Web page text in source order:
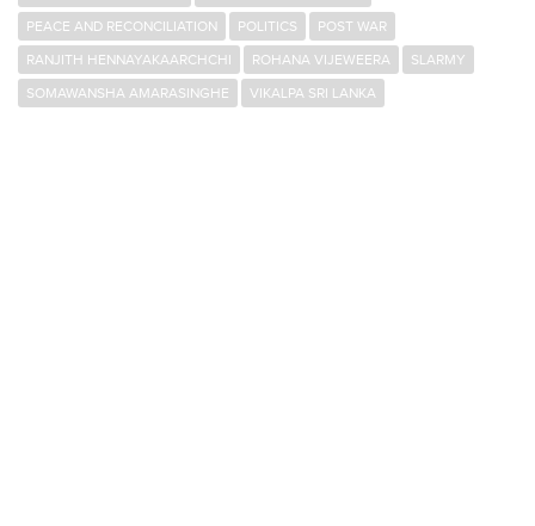
PEACE AND RECONCILIATION
POLITICS
POST WAR
RANJITH HENNAYAKAARCHCHI
ROHANA VIJEWEERA
SLARMY
SOMAWANSHA AMARASINGHE
VIKALPA SRI LANKA